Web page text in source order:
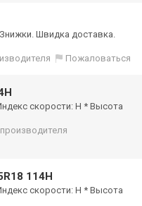
Знижки. Швидка доставка.
Пожаловаться
скорости: H * Высота
114H
скорости: H * Высота